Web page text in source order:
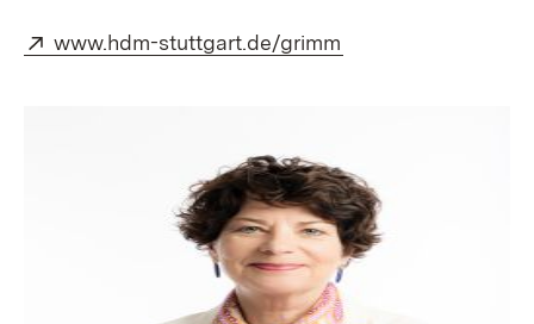
Extern:
www.hdm-stuttgart.de/grimm